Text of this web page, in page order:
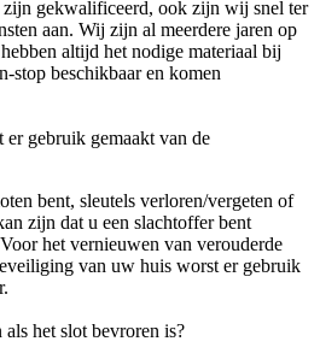
zijn gekwalificeerd, ook zijn wij snel ter
aan. Wij zijn al meerdere jaren op
altijd het nodige materiaal bij
beschikbaar en komen
gebruik gemaakt van de
bent, sleutels verloren/vergeten of
zijn dat u een slachtoffer bent
het vernieuwen van verouderde
van uw huis worst er gebruik
het slot bevroren is?